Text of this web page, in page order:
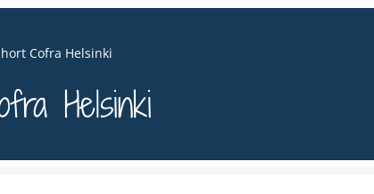
Cofra Helsinki
Helsinki